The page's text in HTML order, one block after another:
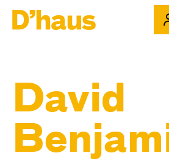
David